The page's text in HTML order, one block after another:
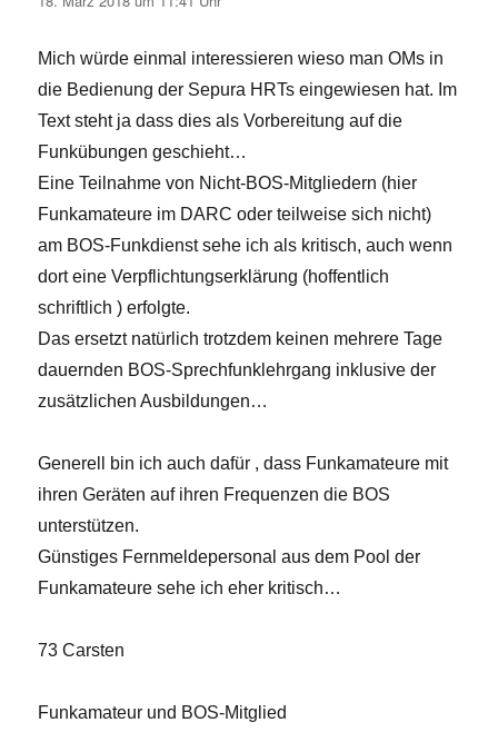
Mich würde einmal interessieren wieso man OMs in
die Bedienung der Sepura HRTs eingewiesen hat. Im
Text steht ja dass dies als Vorbereitung auf die
Funkübungen geschieht…
Eine Teilnahme von Nicht-BOS-Mitgliedern (hier
Funkamateure im DARC oder teilweise sich nicht)
am BOS-Funkdienst sehe ich als kritisch, auch wenn
dort eine Verpflichtungserklärung (hoffentlich
schriftlich ) erfolgte.
Das ersetzt natürlich trotzdem keinen mehrere Tage
dauernden BOS-Sprechfunklehrgang inklusive der
zusätzlichen Ausbildungen…
Generell bin ich auch dafür , dass Funkamateure mit
ihren Geräten auf ihren Frequenzen die BOS
unterstützen.
Günstiges Fernmeldepersonal aus dem Pool der
Funkamateure sehe ich eher kritisch…
73 Carsten
Funkamateur und BOS-Mitglied